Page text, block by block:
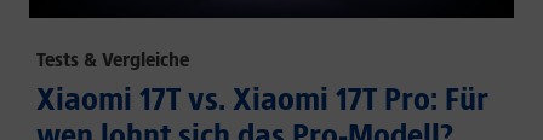
Tests & Vergleiche
Xiaomi 17T vs. Xiaomi 17T Pro: Für